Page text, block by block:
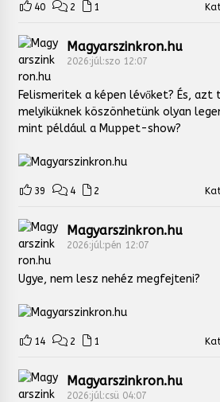
40 2 1
Magyarszinkron.hu
2026:júl:szo 12:07
Felismeritek a képen lévőket? És, azt
melyiküknek köszönhetünk olyan
mint például a Muppet-show?
39 4 2
Magyarszinkron.hu
2026:júl:pén 12:07
Ugye, nem lesz nehéz megfejteni?
14 2 1
Magyarszinkron.hu
2026:júl:csü 04:07